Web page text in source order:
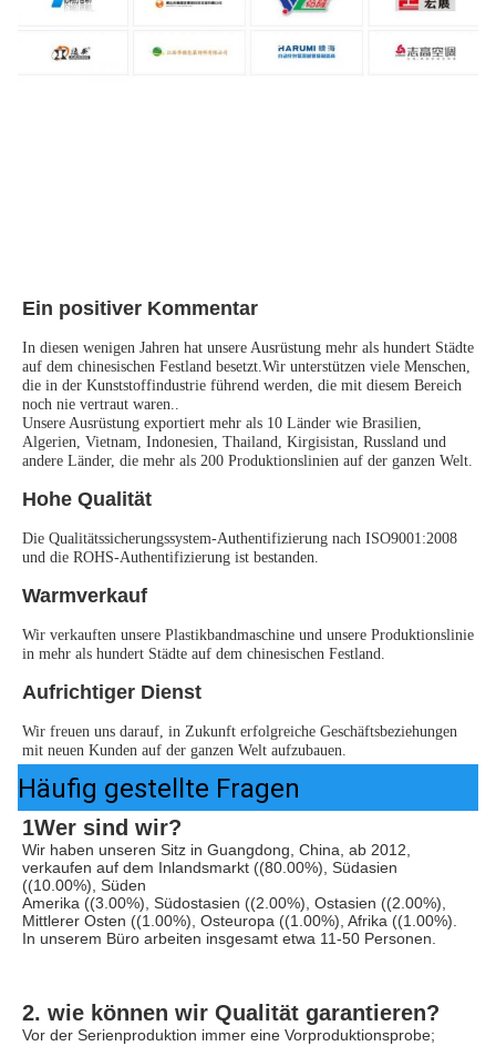
Ein positiver Kommentar
In diesen wenigen Jahren hat unsere Ausrüstung mehr als hundert Städte
auf dem chinesischen Festland besetzt.Wir unterstützen viele Menschen,
die in der Kunststoffindustrie führend werden, die mit diesem Bereich
noch nie vertraut waren..
Unsere Ausrüstung exportiert mehr als 10 Länder wie Brasilien,
Algerien, Vietnam, Indonesien, Thailand, Kirgisistan, Russland und
andere Länder, die mehr als 200 Produktionslinien auf der ganzen Welt.
Hohe Qualität
Die Qualitätssicherungssystem-Authentifizierung nach ISO9001:2008
und die ROHS-Authentifizierung ist bestanden.
Warmverkauf
Wir verkauften unsere Plastikbandmaschine und unsere Produktionslinie
in mehr als hundert Städte auf dem chinesischen Festland.
Aufrichtiger Dienst
Wir freuen uns darauf, in Zukunft erfolgreiche Geschäftsbeziehungen
mit neuen Kunden auf der ganzen Welt aufzubauen.
Häufig gestellte Fragen
1Wer sind wir?
Wir haben unseren Sitz in Guangdong, China, ab 2012,
verkaufen auf dem Inlandsmarkt ((80.00%), Südasien
((10.00%), Süden
Amerika ((3.00%), Südostasien ((2.00%), Ostasien ((2.00%),
Mittlerer Osten ((1.00%), Osteuropa ((1.00%), Afrika ((1.00%).
In unserem Büro arbeiten insgesamt etwa 11-50 Personen.
2. wie können wir Qualität garantieren?
Vor der Serienproduktion immer eine Vorproduktionsprobe;